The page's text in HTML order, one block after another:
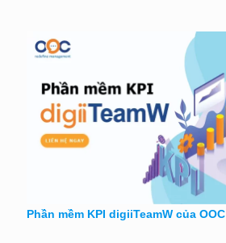
Phần mềm KPI digiiTeamW của OOC